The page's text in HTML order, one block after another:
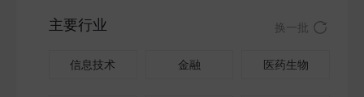
主要行业 换一批
信息技术 金融 医药生物